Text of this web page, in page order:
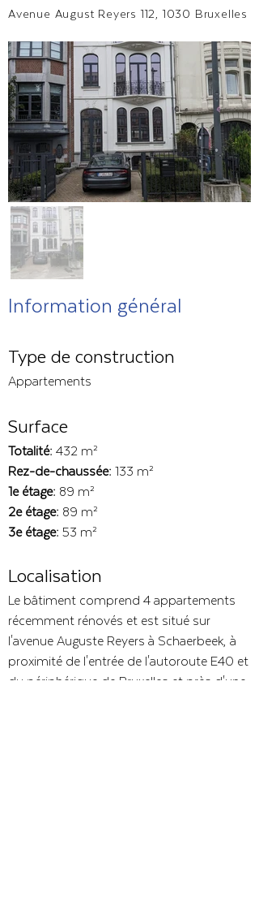
Avenue August Reyers 112, 1030 Bruxelles
Information général
Type de construction
Appartements
Surface
Totalité: 432 m²
Rez-de-chaussée: 133 m²
1e étage: 89 m²
2e étage: 89 m²
3e étage: 53 m²
Localisation
Le bâtiment comprend 4 appartements
récemment rénovés et est situé sur
l'avenue Auguste Reyers à Schaerbeek, à
proximité de l'entrée de l'autoroute E40 et
du périphérique de Bruxelles et près d'une